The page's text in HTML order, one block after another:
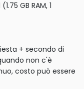
GB RAM, 1
+ secondo di
non c'è
costo può essere